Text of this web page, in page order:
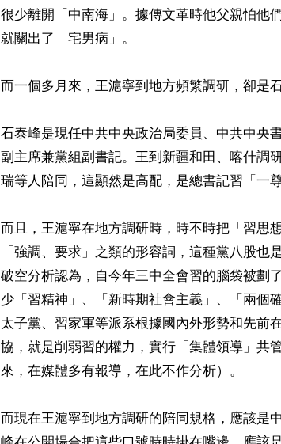
很少離開「中南海」。據傳文革時他父親怕他
就關出了「宅男病」。
而一個多月來，王滬寧到地方頻繁調研，卻是
石泰峰是現任中共中央政治局委員、中共中央
副主席兼黨組副書記。王到新疆和田、喀什調
瑞等人陪同，這顯然是高配，是總書記習「一
而且，王滬寧在地方調研時，時不時把「習思
「強調、要求」之類的形容詞，這種黨八股
破空分析認為，自今年三中全會習的腦袋被劃
少「習精神」、「新時期社會主義」、「兩個
太子黨、習家軍等派系根據國內外形勢和先前
協，就是削弱習的權力，實行「集體領導」共
來，在媒體多有報導，在此不作分析）。
而現在王滬寧到地方調研的陪同規格，應該是